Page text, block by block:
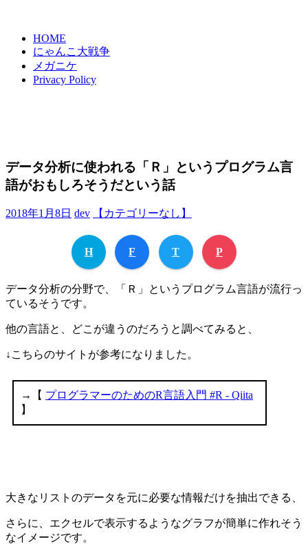
HOME
にゃんこ大戦争
メガニケ
Privacy Policy
データ分析に使われる「Ｒ」というプログラム言
語がおもしろそうだという話
2018年1月8日 dev 【カテゴリーなし】
H F T P
データ分析の分野で、「Ｒ」というプログラム言語が流行っ
ているそうです。
他の言語と、どこが違うのだろうと調べてみると、
↓こちらのサイトが参考になりました。
大きなリストのデータを元に必要な情報だけを抽出できる、
さらに、エクセルで表示するようなグラフが簡単に作れそう
なイメージです。